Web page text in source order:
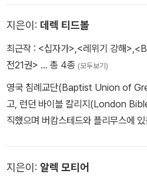
침으로 효과적인 도시 목회를 이끌었
자로서 로잔언약(1974년)의 입안에도
때까지 활발한 강연 및 저술 활동을 펼
에서 가장 영향력 있는 인물 100인”
엄은 그를 가리켜 “오늘날 세계가 가
다. 급변하는 현대 문화 속에서 기독
신앙의 방향을 제시해 주는, 목회자들
하다. 특히 세계적인 베스트셀러이자 그의 대표작인 『기독교의 기본
지은이: 데렉 티드볼
최근작 : <십자가>,<레위기 강해>,
전21권> … 총 4종 (모두보기)
영국 침례교단(Baptist Union of
고, 런던 바이블 칼리지(London
직했으며 버캄스테드와 플리무스에
의 책임 편집자다.
지은이: 알렉 모티어